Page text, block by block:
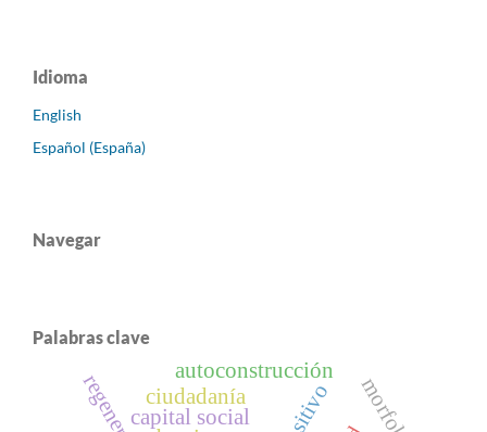
Idioma
English
Español (España)
Navegar
Palabras clave
capital social
ciudadanía
autoconstrucción